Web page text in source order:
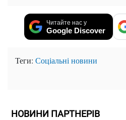
Читайте нас у
Google Discover
Теги: Соціальні новини
НОВИНИ ПАРТНЕРІВ